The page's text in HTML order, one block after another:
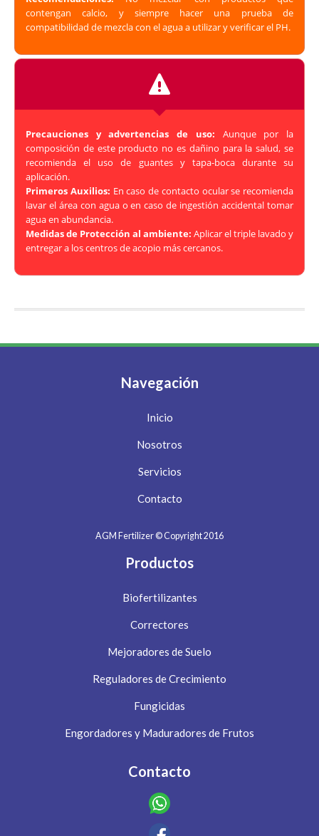
contengan calcio, y siempre hacer una prueba de
compatibilidad de mezcla con el agua a utilizar y verificar el PH.
Precauciones y advertencias de uso: Aunque por la
composición de este producto no es dañino para la salud, se
recomienda el uso de guantes y tapa-boca durante su
aplicación.
Primeros Auxilios: En caso de contacto ocular se recomienda
lavar el área con agua o en caso de ingestión accidental tomar
agua en abundancia.
Medidas de Protección al ambiente: Aplicar el triple lavado y
entregar a los centros de acopio más cercanos.
Navegación
Inicio
Nosotros
Servicios
Contacto
AGM Fertilizer © Copyright 2016
Productos
Biofertilizantes
Correctores
Mejoradores de Suelo
Reguladores de Crecimiento
Fungicidas
Engordadores y Maduradores de Frutos
Contacto